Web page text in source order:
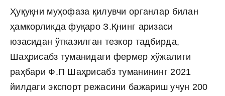
Ҳуқуқни муҳофаза қилувчи органлар билан
ҳамкорликда фуқаро З.Қнинг аризаси
юзасидан ўтказилган тезкор тадбирда,
Шаҳрисабз туманидаги фермер хўжалиги
раҳбари Ф.П Шаҳрисабз туманининг 2021
йилдаги экспорт режасини бажариш учун 200